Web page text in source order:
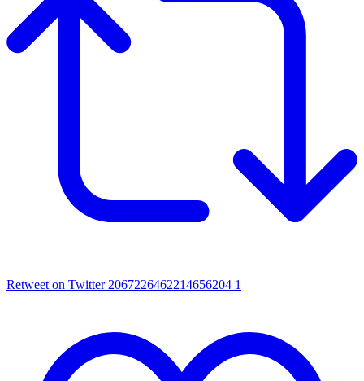
Retweet on Twitter 2067226462214656204 1